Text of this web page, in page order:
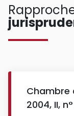
Chambre
2004, II,